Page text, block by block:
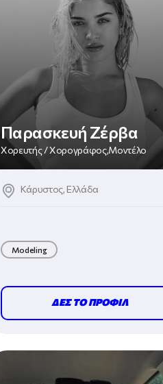
Παρασκευή Ζέρβα
Χορευτής / Χορογράφος,Μοντέλο
Κάρυστος, Ελλάδα
Modeling
ΔΕΣ ΤΟ ΠΡΟΦΙΛ